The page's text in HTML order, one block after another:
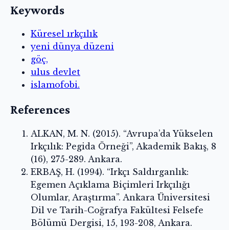
Keywords
Küresel ırkçılık
yeni dünya düzeni
göç,
ulus devlet
islamofobi.
References
ALKAN, M. N. (2015). “Avrupa’da Yükselen
Irkçılık: Pegida Örneği”, Akademik Bakış, 8
(16), 275-289. Ankara.
ERBAŞ, H. (1994). “Irkçı Saldırganlık:
Egemen Açıklama Biçimleri Irkçılığı
Olumlar, Araştırma”. Ankara Üniversitesi
Dil ve Tarih-Coğrafya Fakültesi Felsefe
Bölümü Dergisi, 15, 193-208, Ankara.